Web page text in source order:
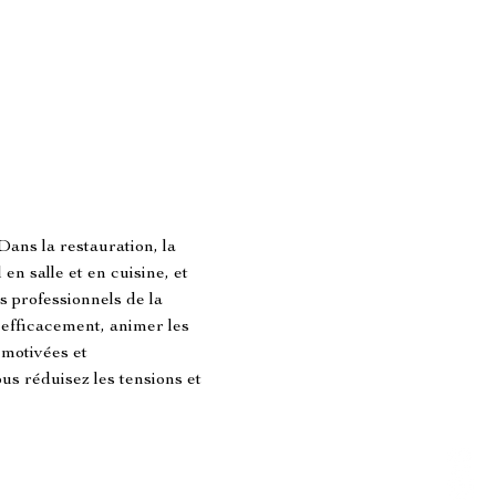
la restauration, la
salle et en cuisine, et
professionnels de la
animer les
et
réduisez les tensions et